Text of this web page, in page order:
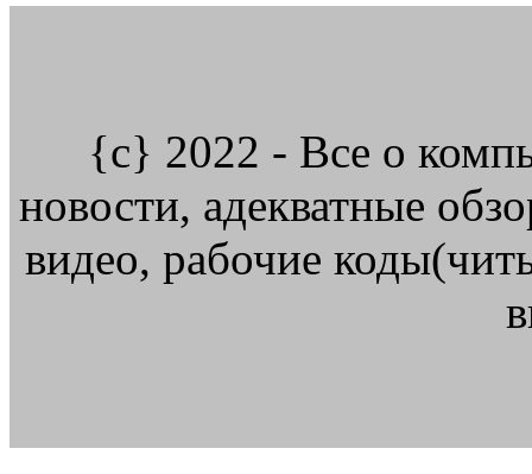
{c} 2022 - Все о
новости, адекватные
видео, рабочие